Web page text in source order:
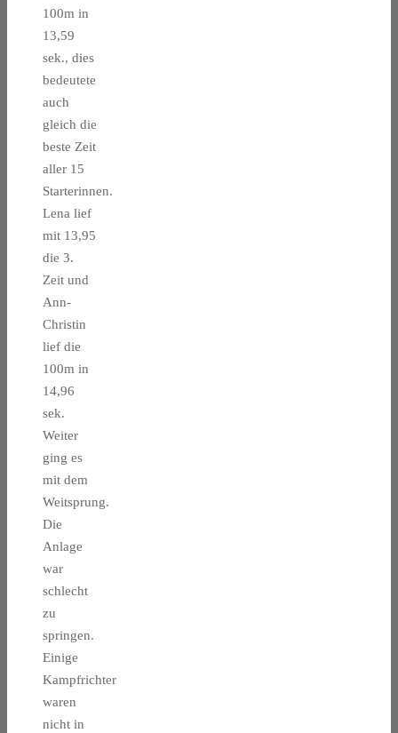
100m in
13,59
sek., dies
bedeutete
auch
gleich die
beste Zeit
aller 15
Starterinnen.
Lena lief
mit 13,95
die 3.
Zeit und
Ann-
Christin
lief die
100m in
14,96
sek.
Weiter
ging es
mit dem
Weitsprung.
Die
Anlage
war
schlecht
zu
springen.
Einige
Kampfrichter
waren
nicht in